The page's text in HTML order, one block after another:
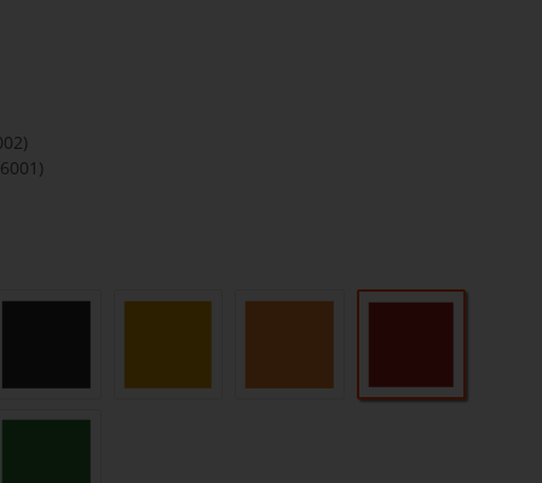
karminrot (RAL